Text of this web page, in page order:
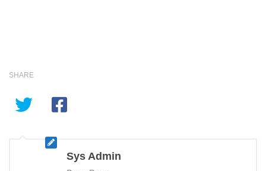
SHARE
Sys Admin